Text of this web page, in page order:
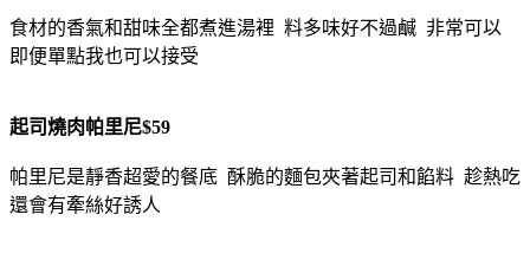
食材的香氣和甜味全都煮進湯裡 料多味好不過鹹 非常可以
即便單點我也可以接受
起司燒肉帕里尼$59
帕里尼是靜香超愛的餐底 酥脆的麵包夾著起司和餡料 趁熱吃
還會有牽絲好誘人